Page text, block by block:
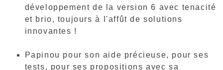
développement de la version 6 avec tenacité
et brio, toujours à l'affût de solutions
innovantes !
Papinou pour son aide précieuse, pour ses
tests, pour ses propositions avec sa